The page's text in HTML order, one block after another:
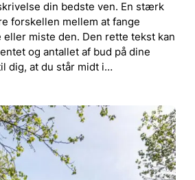
din bedste ven. En stærk
forskellen mellem at fange
miste den. Den rette tekst kan
og antallet af bud på dine
dig, at du står midt i…